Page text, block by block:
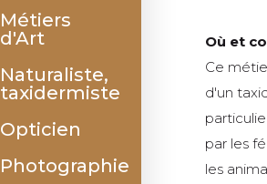
Métiers
d'Art
Naturaliste,
taxidermiste
Opticien
Photographie
Où et
Ce
d'un
par les
les